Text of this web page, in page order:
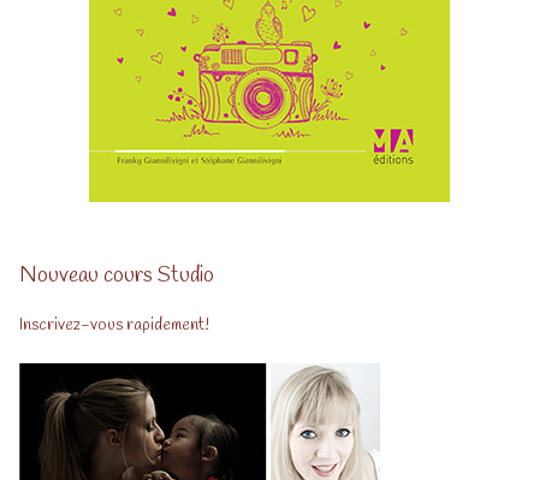
Nouveau cours Studio
Inscrivez-vous rapidement!